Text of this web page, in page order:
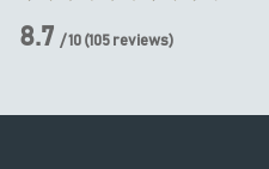
8.7 / 10 (105 reviews)